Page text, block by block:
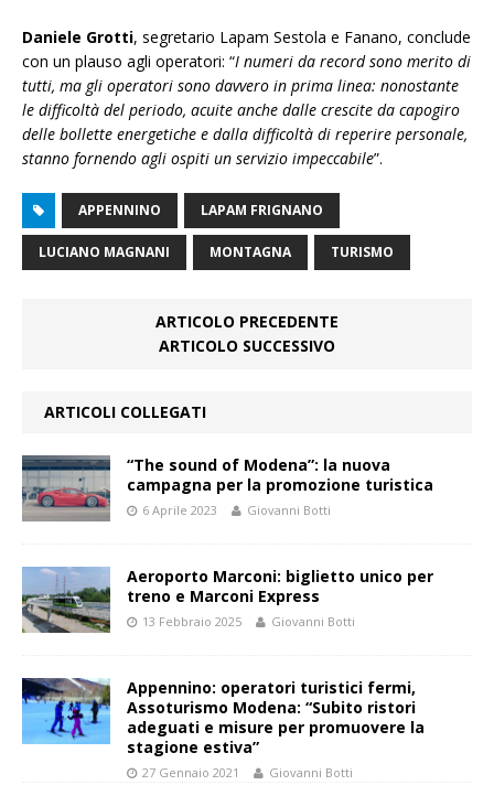
Daniele Grotti, segretario Lapam Sestola e Fanano, conclude
con un plauso agli operatori: “I numeri da record sono merito di
tutti, ma gli operatori sono davvero in prima linea: nonostante
le difficoltà del periodo, acuite anche dalle crescite da capogiro
delle bollette energetiche e dalla difficoltà di reperire personale,
stanno fornendo agli ospiti un servizio impeccabile”.
APPENNINO LAPAM FRIGNANO
LUCIANO MAGNANI MONTAGNA TURISMO
ARTICOLO PRECEDENTE
ARTICOLO SUCCESSIVO
ARTICOLI COLLEGATI
“The sound of Modena”: la nuova
campagna per la promozione turistica
6 Aprile 2023 Giovanni Botti
Aeroporto Marconi: biglietto unico per
treno e Marconi Express
13 Febbraio 2025 Giovanni Botti
Appennino: operatori turistici fermi,
Assoturismo Modena: “Subito ristori
adeguati e misure per promuovere la
stagione estiva”
27 Gennaio 2021 Giovanni Botti